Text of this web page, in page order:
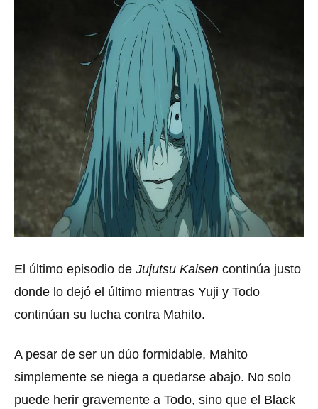
El último episodio de Jujutsu Kaisen continúa justo
donde lo dejó el último mientras Yuji y Todo
continúan su lucha contra Mahito.
A pesar de ser un dúo formidable, Mahito
simplemente se niega a quedarse abajo. No solo
puede herir gravemente a Todo, sino que el Black